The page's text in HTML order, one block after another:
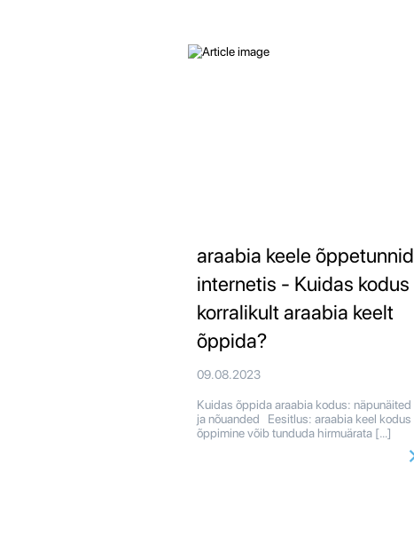
araabia keele õppetunnid
internetis - Kuidas kodus
korralikult araabia keelt
õppida?
09.08.2023
Kuidas õppida araabia kodus: näpunäited
ja nõuanded Eesitlus: araabia keel kodus
õppimine võib tunduda hirmuärata […]